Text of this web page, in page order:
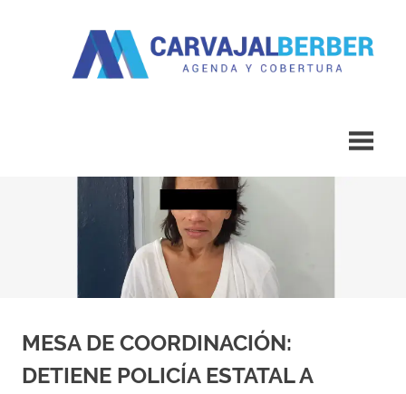
MESA DE COORDINACIÓN:
DETIENE POLICÍA ESTATAL A